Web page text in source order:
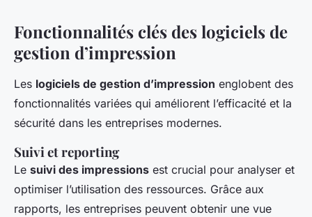
Fonctionnalités clés des logiciels de
gestion d’impression
Les logiciels de gestion d’impression englobent des
fonctionnalités variées qui améliorent l’efficacité et la
sécurité dans les entreprises modernes.
Suivi et reporting
Le suivi des impressions est crucial pour analyser et
optimiser l’utilisation des ressources. Grâce aux
rapports, les entreprises peuvent obtenir une vue